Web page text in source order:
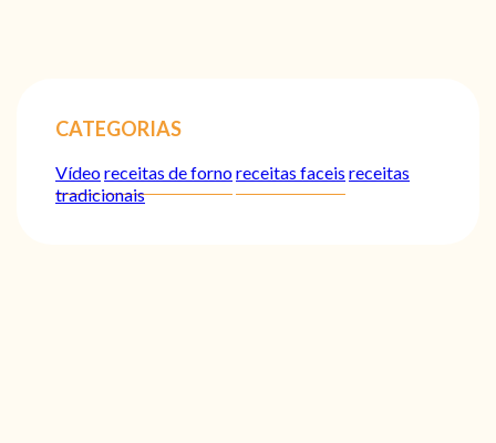
CATEGORIAS
Vídeoreceitas de fornoreceitas faceis receitas
tradicionais